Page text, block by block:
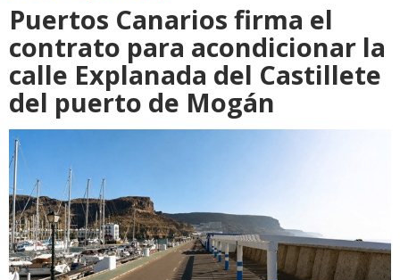
Puertos Canarios firma el
contrato para acondicionar la
calle Explanada del Castillete
del puerto de Mogán